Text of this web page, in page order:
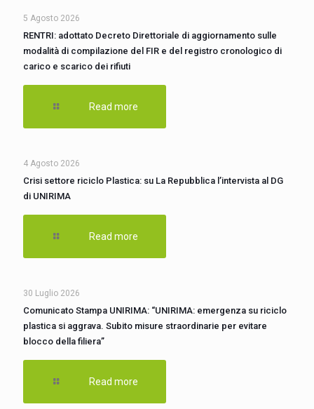
5 Agosto 2026
RENTRI: adottato Decreto Direttoriale di aggiornamento sulle
modalità di compilazione del FIR e del registro cronologico di
carico e scarico dei rifiuti
Read more
4 Agosto 2026
Crisi settore riciclo Plastica: su La Repubblica l’intervista al DG
di UNIRIMA
Read more
30 Luglio 2026
Comunicato Stampa UNIRIMA: “UNIRIMA: emergenza su riciclo
plastica si aggrava. Subito misure straordinarie per evitare
blocco della filiera”
Read more